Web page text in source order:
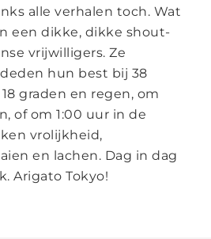
alle verhalen toch. Wat
een dikke, dikke shout-
vrijwilligers. Ze
hun best bij 38
graden en regen, om
of om 1:00 uur in de
vrolijkheid,
en lachen. Dag in dag
Arigato Tokyo!